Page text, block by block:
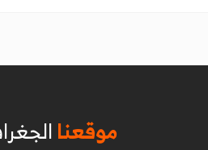
موقعنا